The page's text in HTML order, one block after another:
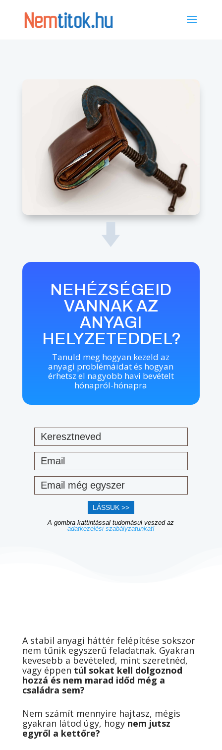
NEHÉZSÉGEID
VANNAK AZ
ANYAGI
HELYZETEDDEL?
Tanuld meg hogyan kezeld az
anyagi problémáidat és hogyan
érhetsz el nagyobb havi bevételt
hónapról-hónapra
LÁSSUK >>
A gombra kattintással tudomásul veszed az
adatkezelési szabályzatunkat!
A stabil anyagi háttér felépítése sokszor
nem tűnik egyszerű feladatnak. Gyakran
kevesebb a bevételed, mint szeretnéd,
vagy éppen túl sokat kell dolgoznod
hozzá és nem marad időd még a
családra sem?
Nem számít mennyire hajtasz, mégis
gyakran látod úgy, hogy nem jutsz
egyről a kettőre?